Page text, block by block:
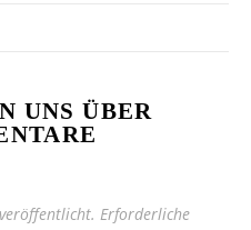
UNS ÜBER
Erforderliche